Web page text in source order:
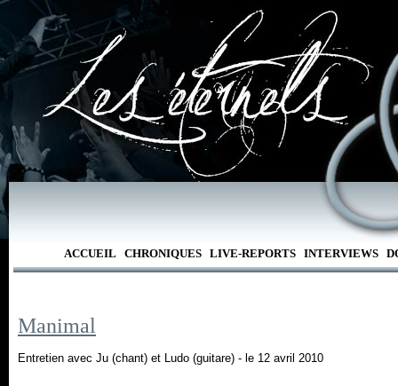
ACCUEIL CHRONIQUES LIVE-REPORTS INTERVIEWS
Manimal
Entretien avec Ju (chant) et Ludo (guitare) - le 12 avril 2010